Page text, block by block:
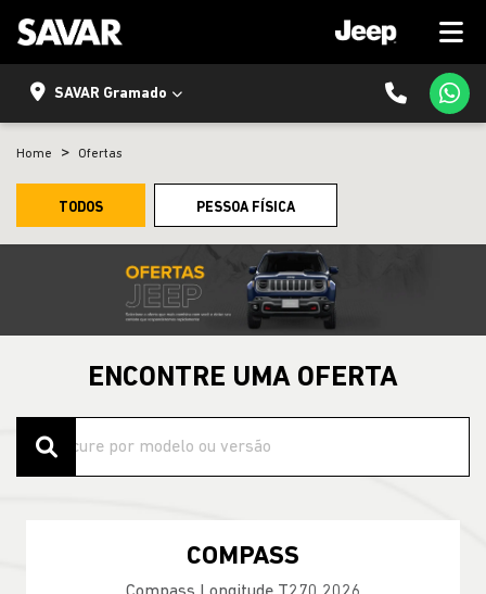
SAVAR Gramado
Home Ofertas
TODOS PESSOA FÍSICA
ENCONTRE UMA OFERTA
COMPASS